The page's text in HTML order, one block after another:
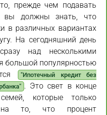
прежде чем подавать
вы должны знать, что
в различных вариантах
На сегодняшний день
над несколькими
большой популярностью
"Ипотечный кредит без
. Это свет в конце
которые только
на то, что процент